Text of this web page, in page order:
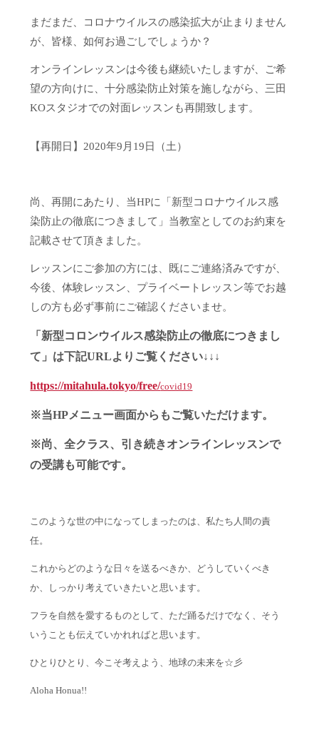
まだまだ、コロナウイルスの感染拡大が止まりません
が、皆様、如何お過ごしでしょうか？
オンラインレッスンは今後も継続いたしますが、ご希
望の方向けに、十分感染防止対策を施しながら、三田
KOスタジオでの対面レッスンも再開致します。
【再開日】2020年9月19日（土）
尚、再開にあたり、当HPに「新型コロナウイルス感
染防止の徹底につきまして」当教室としてのお約束を
記載させて頂きました。
レッスンにご参加の方には、既にご連絡済みですが、
今後、体験レッスン、プライベートレッスン等でお越
しの方も必ず事前にご確認くださいませ。
「新型コロンウイルス感染防止の徹底につきまし
て」は下記URLよりご覧ください↓↓↓
https://mitahula.tokyo/free/covid19
※当HPメニュー画面からもご覧いただけます。
※尚、全クラス、引き続きオンラインレッスンで
の受講も可能です。
このような世の中になってしまったのは、私たち人間の責
任。
これからどのような日々を送るべきか、どうしていくべき
か、しっかり考えていきたいと思います。
フラを自然を愛するものとして、ただ踊るだけでなく、そう
いうことも伝えていかれればと思います。
ひとりひとり、今こそ考えよう、地球の未来を☆彡
Aloha Honua!!